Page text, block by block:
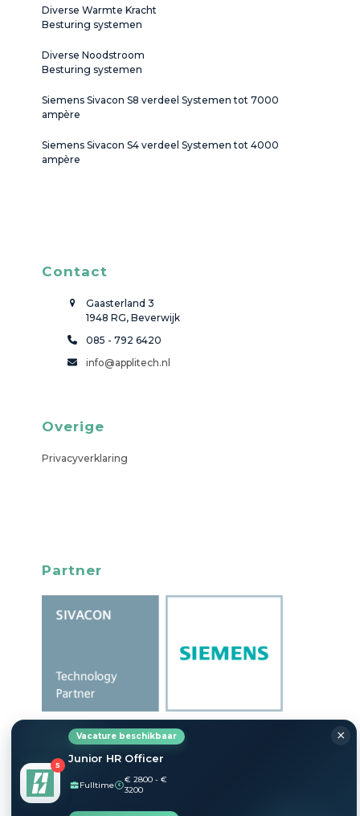
Diverse Warmte Kracht
Besturing systemen
Diverse Noodstroom
Besturing systemen
Siemens Sivacon S8 verdeel Systemen tot 7000
ampère
Siemens Sivacon S4 verdeel Systemen tot 4000
ampère
Contact
Gaasterland 3
1948 RG, Beverwijk
085 - 792 6420
info@applitech.nl
Overige
Privacyverklaring
Partner
×
5
Vacature beschikbaar
Junior HR Officer
Fulltime €
€ 2800 - €
3200